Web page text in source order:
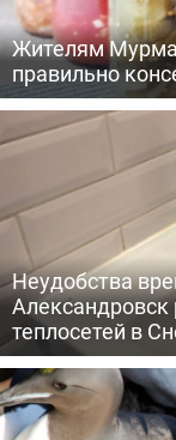
Жителям
правильно
Неудобства
Александровск
теплосетей в